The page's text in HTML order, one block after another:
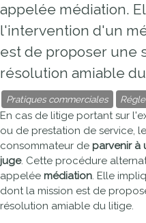
appelée médiation.
l'intervention d'un
est de proposer une
résolution amiable
Pratiques commerciales
En cas de litige portant sur
ou de prestation de service,
consommateur de parvenir à
juge. Cette procédure
appelée médiation. Elle
dont la mission est de
résolution amiable du litige.